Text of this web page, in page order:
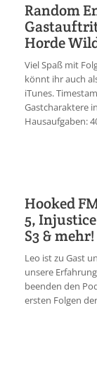
Impressum
Jobs
Discord
Random
Horde
Viel Spaß mit
könnt ihr auch
iTunes.
Gastcharaktere
Hausaufgaben:
Hooked
5,
S3 & mehr!
Leo ist zu Gast
unsere
beenden den
ersten Folgen